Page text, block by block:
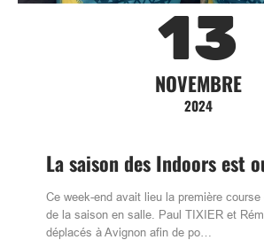
13
NOVEMBRE
2024
La saison des Indoors est
Ce week-end avait lieu la première
de la saison en salle. Paul TIXIER et
déplacés à Avignon afin de po…